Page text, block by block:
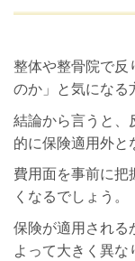
整体や整骨院で反
のか」と気になる
結論から言うと、
的に保険適用外と
費用面を事前に把
くなるでしょう。
保険が適用される
よって大きく異な